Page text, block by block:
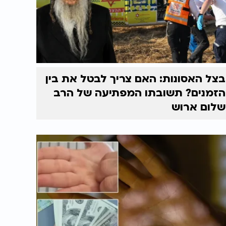
בצל האסונות: האם צריך לבטל את בין
הזמנים? תשובתו המפתיעה של הרב
שלום ארוש